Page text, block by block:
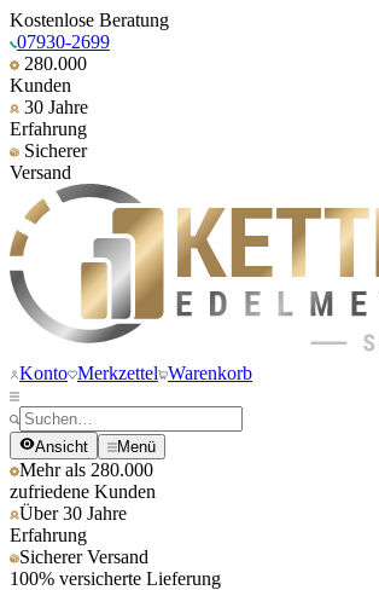
Kostenlose Beratung
07930-2699
280.000
Kunden
30 Jahre
Erfahrung
Sicherer
Versand
Konto Merkzettel Warenkorb
Ansicht Menü
Mehr als 280.000
zufriedene Kunden
Über 30 Jahre
Erfahrung
Sicherer Versand
100% versicherte Lieferung